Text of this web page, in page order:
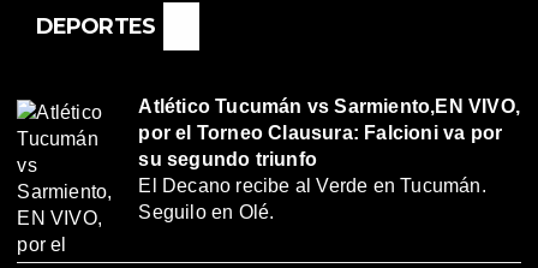
DEPORTES
Atlético Tucumán vs Sarmiento,EN VIVO,
por el Torneo Clausura: Falcioni va por
su segundo triunfo
El Decano recibe al Verde en Tucumán.
Seguilo en Olé.